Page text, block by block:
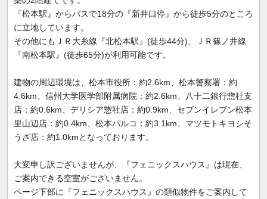
『松本駅』からバスで18分の『新井口停』から徒歩5分のところ
に立地しています。
その他にもＪＲ大糸線『北松本駅』(徒歩44分)、ＪＲ篠ノ井線
『南松本駅』(徒歩65分)が利用可能です。
建物の周辺環境は、松本市役所：約2.6km、松本警察署：約
4.6km、信州大学医学部附属病院：約2.6km、八十二銀行惣社支
店：約0.6km、デリシア惣社店：約0.9km、セブンイレブン松本
里山辺店：約0.4km、松本パルコ：約3.1km、マツモトキヨシそ
うざ店：約1.0kmとなっております。
大変申し訳ございませんが、『フェニックスハウス』は現在、
ご案内できる空室がございません。
ページ下部に『フェニックスハウス』の類似物件をご案内して